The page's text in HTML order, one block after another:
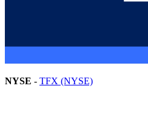
NYSE - TFX (NYSE)